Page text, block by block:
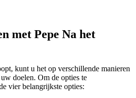
met Pepe Na het
kunt u het op verschillende manieren
doelen. Om de opties te
vier belangrijkste opties: